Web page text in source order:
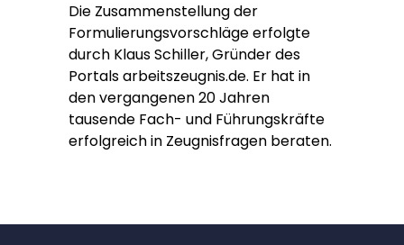
Die Zusammenstellung der
Formulierungsvorschläge erfolgte
durch Klaus Schiller, Gründer des
Portals arbeitszeugnis.de. Er hat in
den vergangenen 20 Jahren
tausende Fach- und Führungskräfte
erfolgreich in Zeugnisfragen beraten.